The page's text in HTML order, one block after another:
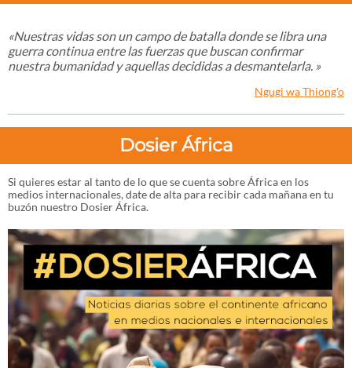
«Nuestras vidas son un campo de batalla donde se libra una
guerra continua entre las fuerzas que buscan confirmar
nuestra bumanidad y aquellas decididas a desmantelarla. »
Ngugi wa Thiong'o
Dosier África
Si quieres estar al tanto de lo que se cuenta sobre África en los
medios internacionales, date de alta para recibir cada mañana en tu
buzón nuestro Dosier África.